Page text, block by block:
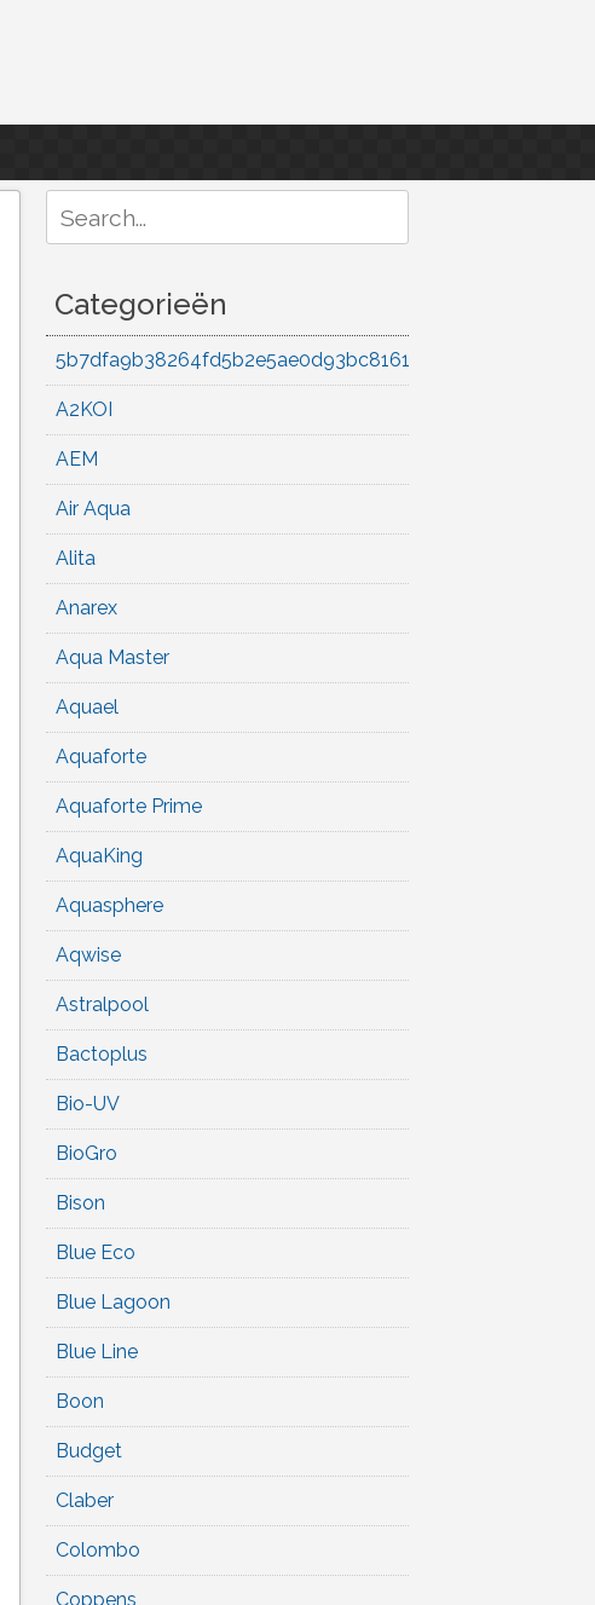
for:
Categorieën
5b7dfa9b38264fd5b2e5ae0d93bc8161
A2KOI
AEM
Air Aqua
Alita
Anarex
Aqua Master
Aquael
Aquaforte
Aquaforte Prime
AquaKing
Aquasphere
Aqwise
Astralpool
Bactoplus
Bio-UV
BioGro
Bison
Blue Eco
Blue Lagoon
Blue Line
Boon
Budget
Claber
Colombo
Coppens